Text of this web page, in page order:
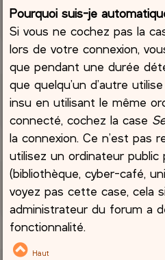
Pourquoi suis-je
Si vous ne cochez pas la
lors de votre connexion,
que pendant une durée
que quelqu’un d’autre
insu en utilisant le même
connecté, cochez la case
la connexion. Ce n’est pas
utilisez un ordinateur
(bibliothèque, cyber-café,
voyez pas cette case, cela
administrateur du forum a
fonctionnalité.
Haut